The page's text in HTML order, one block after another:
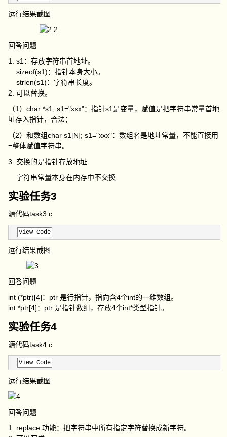
运行结果截图
回答问题
1. s1：存放字符串首地址。
sizeof(s1)：指针本身大小。
strlen(s1)：字符串长度。
2. 可以替换。
（1）char *s1; s1="xxx"：指针s1是变量，赋值是把字符串常量首地
址存入指针，合法；
（2）和数组char s1[N]; s1="xxx"：数组名是地址常量，不能直接用
=整体赋值字符串。
3. 交换的是指针存放地址
字符串常量本身在内存中不交换
实验任务3
源代码task3.c
View Code
运行结果截图
回答问题
int (*ptr)[4]：ptr 是行指针，指向含4个int的一维数组。
int *ptr[4]：ptr 是指针数组，存放4个int*类型指针。
实验任务4
源代码task4.c
View Code
运行结果截图
回答问题
1. replace 功能：把字符串中所有指定字符替换成新字符。